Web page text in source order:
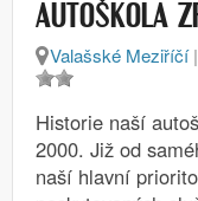
AUTOŠKOLA
Valašské Meziříčí|
Historie naší
2000. Již od
naší hlavní